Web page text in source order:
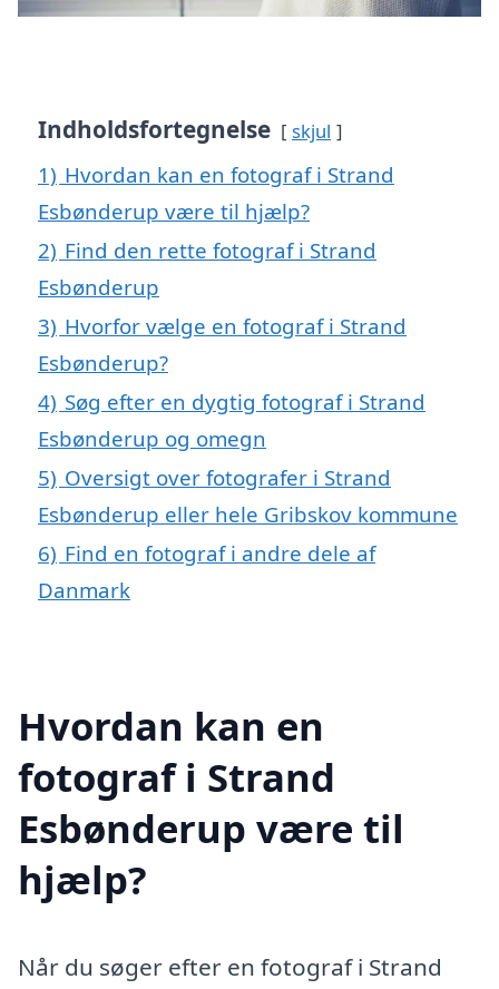
Indholdsfortegnelse skjul
1) Hvordan kan en fotograf i Strand
Esbønderup være til hjælp?
2) Find den rette fotograf i Strand
Esbønderup
3) Hvorfor vælge en fotograf i Strand
Esbønderup?
4) Søg efter en dygtig fotograf i Strand
Esbønderup og omegn
5) Oversigt over fotografer i Strand
Esbønderup eller hele Gribskov kommune
6) Find en fotograf i andre dele af
Danmark
Hvordan kan en
fotograf i Strand
Esbønderup være til
hjælp?
Når du søger efter en fotograf i Strand